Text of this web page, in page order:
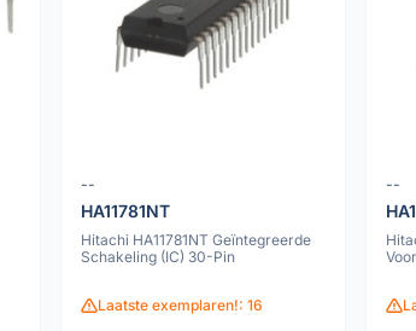
--
HA11781NT
Hitachi HA11781NT Geïntegreerde
Schakeling (IC) 30-Pin
Laatste exemplaren!: 16
--